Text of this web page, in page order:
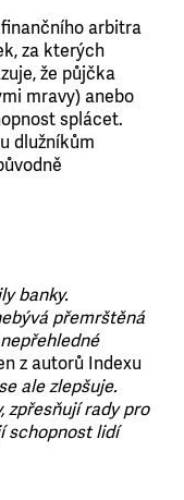
arbitra
za kterých
že půjčka
mravy) anebo
splácet.
dlužníkům
banky.
přemrštěná
z autorů Indexu
ale zlepšuje.
zpřesňují rady pro
schopnost lidí